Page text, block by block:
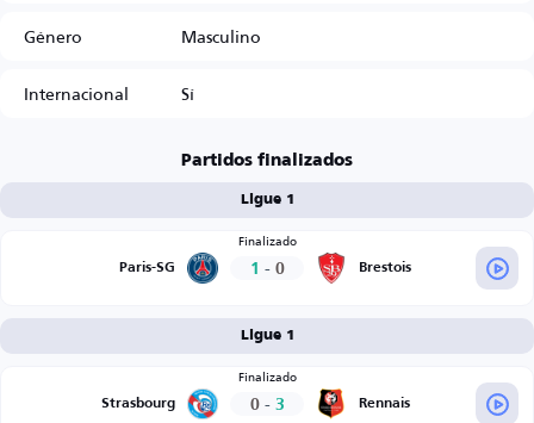
Género
Masculino
Internacional
Sí
Partidos finalizados
Ligue 1
Paris-SG
Finalizado
1 - 0 Brestois
Ligue 1
Strasbourg
Finalizado
0 - 3 Rennais